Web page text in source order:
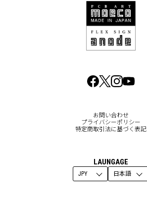
お問い合わせ
プライバシーポリシー
特定商取引法に基づく表記
LAUNGAGE